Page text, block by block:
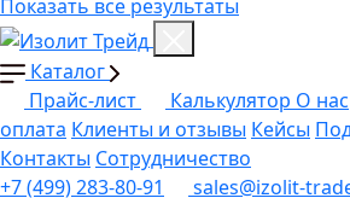
Показать все результаты
Каталог
Прайс-лист
Калькулятор О нас
оплата Клиенты и отзывы Кейсы
Контакты Сотрудничество
+7 (499) 283-80-91
sales@izolit-